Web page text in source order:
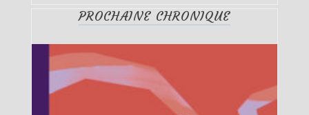
PROCHAINE CHRONIQUE